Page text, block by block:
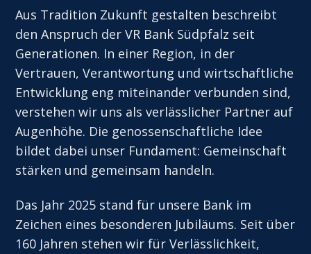
Aus Tradition Zukunft gestalten beschreibt
den Anspruch der VR Bank Südpfalz seit
Generationen. In einer Region, in der
Vertrauen, Verantwortung und wirtschaftliche
Entwicklung eng miteinander verbunden sind,
verstehen wir uns als verlässlicher Partner auf
Augenhöhe. Die genossenschaftliche Idee
bildet dabei unser Fundament: Gemeinschaft
stärken und gemeinsam handeln.
Das Jahr 2025 stand für unsere Bank im
Zeichen eines besonderen Jubiläums. Seit über
160 Jahren stehen wir für Verlässlichkeit,